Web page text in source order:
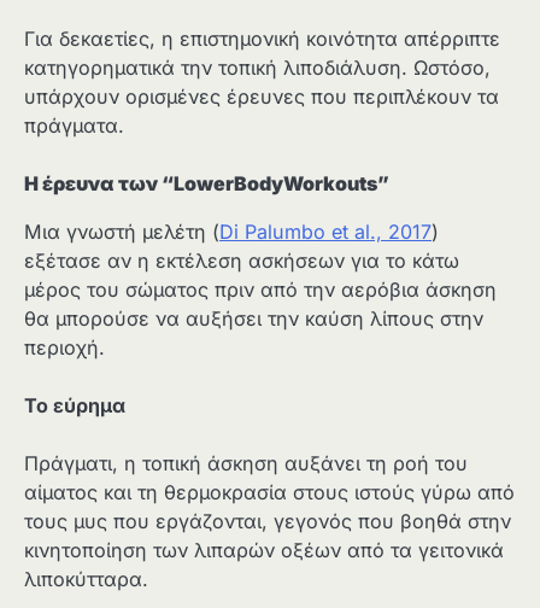
Για δεκαετίες, η επιστημονική κοινότητα απέρριπτε
κατηγορηματικά την τοπική λιποδιάλυση. Ωστόσο,
υπάρχουν ορισμένες έρευνες που περιπλέκουν τα
πράγματα.
Η έρευνα των “LowerBodyWorkouts”
Μια γνωστή μελέτη (Di Palumbo et al., 2017)
εξέτασε αν η εκτέλεση ασκήσεων για το κάτω
μέρος του σώματος πριν από την αερόβια άσκηση
θα μπορούσε να αυξήσει την καύση λίπους στην
περιοχή.
Το εύρημα
Πράγματι, η τοπική άσκηση αυξάνει τη ροή του
αίματος και τη θερμοκρασία στους ιστούς γύρω από
τους μυς που εργάζονται, γεγονός που βοηθά στην
κινητοποίηση των λιπαρών οξέων από τα γειτονικά
λιποκύτταρα.